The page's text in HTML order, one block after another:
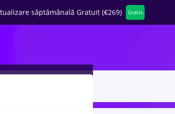
săptămânală Gratuit (€269) Gratis